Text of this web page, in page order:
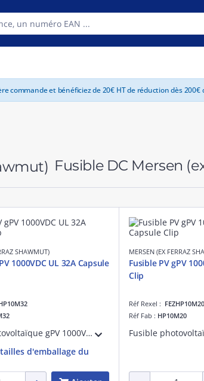
commande et bénéficiez de 20€ HT de réduction dès 200€
Fusible DC Mersen
SHAWMUT)
1000VDC UL 32A Capsule
Fusible photovoltaïque gPV 1000VDC UL 32A Avec Capsule Pour Clip
d'emballage du
MERSEN (EX FERRAZ
Fusible PV gPV
Clip
Réf Rexel : FEZHP10M20
Réf Fab : HP10M20